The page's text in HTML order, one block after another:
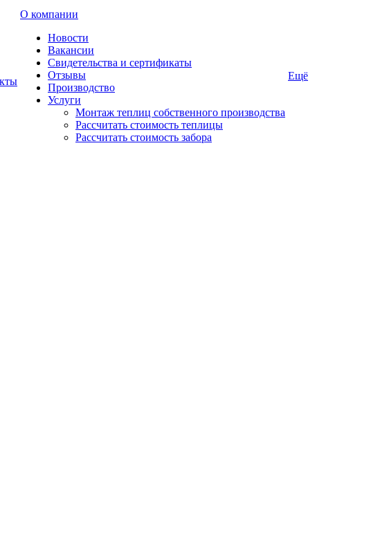
О компании
Новости
Вакансии
Свидетельства и сертификаты
Отзывы
Производство
Услуги
Монтаж теплиц собственного производства
Рассчитать стоимость теплицы
Рассчитать стоимость забора
Ещё